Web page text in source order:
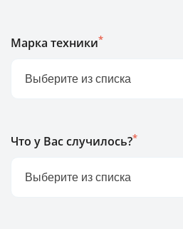
Марка техники*
Что у Вас случилось?*